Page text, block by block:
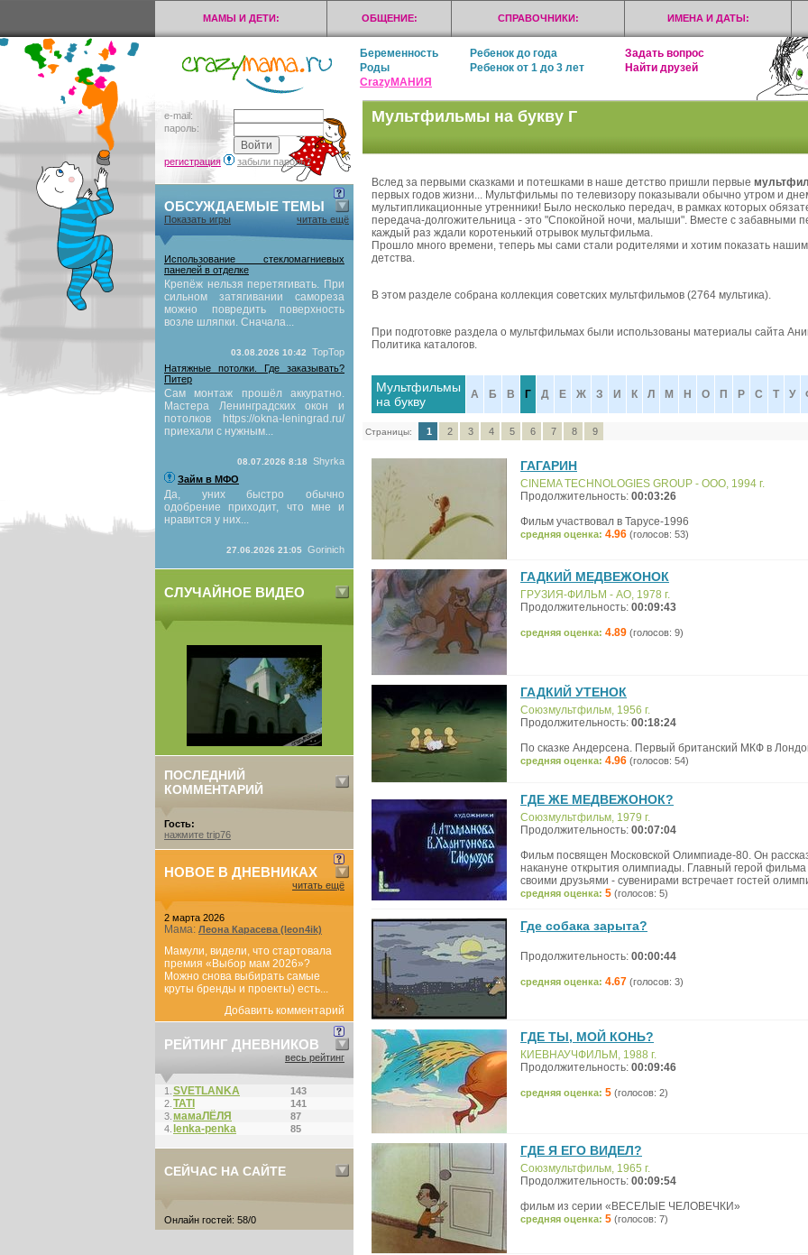
МАМЫ И ДЕТИ: ОБЩЕНИЕ: СПРАВОЧНИКИ: ИМЕНА И ДАТЫ:
Беременность Ребенок до года
Задать вопрос
Роды
Ребенок от 1 до 3 лет
Найти друзей
CrazyМАНИЯ
e-mail:
пароль:
регистрация забыли пароль?
ОБСУЖДАЕМЫЕ ТЕМЫ
Показать игры читать ещё
Использование стекломагниевых
панелей в отделке
Крепёж нельзя перетягивать. При
сильном затягивании самореза
можно повредить поверхность
возле шляпки. Сначала...
03.08.2026 10:42
TopTop
Натяжные потолки. Где заказывать?
Питер
Сам монтаж прошёл аккуратно.
Мастера Ленинградских окон и
потолков https://okna-leningrad.ru/
приехали с нужным...
08.07.2026 8:18
Shyrka
Займ в МФО
Да, уних быстро обычно
одобрение приходит, что мне и
нравится у них...
27.06.2026 21:05 Gorinich
СЛУЧАЙНОЕ ВИДЕО
ПОСЛЕДНИЙ
КОММЕНТАРИЙ
Гость:
нажмите trip76
НОВОЕ В ДНЕВНИКАХ
читать ещё
2 марта 2026
Мама: Леона Карасева (leon4ik)
Мамули, видели, что стартовала
премия «Выбор мам 2026»?
Можно снова выбирать самые
круты бренды и проекты) есть...
Добавить комментарий
РЕЙТИНГ ДНЕВНИКОВ
весь рейтинг
1. SVETLANKA
143
2. ТАТI
141
3. мамаЛЁЛЯ
87
4. lenka-penka 85
СЕЙЧАС НА САЙТЕ
Онлайн гостей: 58/0
Мультфильмы на букву Г
Вслед за первыми сказками и потешками в наше детство пришли первые
первых годов жизни... Мультфильмы по телевизору показывали обычно утром и
мультипликационные утренники! Было несколько передач, в рамках которых
передача-долгожительница - это "Спокойной ночи, малыши". Вместе с забавными
каждый раз ждали коротенький отрывок мультфильма.
Прошло много времени, теперь мы сами стали родителями и хотим показать
детства.
В этом разделе собрана коллекция советских мультфильмов (2764 мультика).
При подготовке раздела о мультфильмах были использованы материалы сайта
Политика каталогов.
Мультфильмы
на букву
А Б В Г Д Е Ж З И К Л М Н О П Р С Т У
Страницы: 1 2 3 4 5 6 7 8 9
ГАГАРИН
CINEMA TECHNOLOGIES GROUP - ООО, 1994 г.
Продолжительность: 00:03:26
Фильм участвовал в Тарусе-1996
средняя оценка: 4.96 (голосов: 53)
ГАДКИЙ МЕДВЕЖОНОК
ГРУЗИЯ-ФИЛЬМ - АО, 1978 г.
Продолжительность: 00:09:43
средняя оценка: 4.89 (голосов: 9)
ГАДКИЙ УТЕНОК
Союзмультфильм, 1956 г.
Продолжительность: 00:18:24
По сказке Андерсена. Первый британский МКФ в
средняя оценка: 4.96 (голосов: 54)
ГДЕ ЖЕ МЕДВЕЖОНОК?
Союзмультфильм, 1979 г.
Продолжительность: 00:07:04
Фильм посвящен Московской Олимпиаде-80. Он
накануне открытия олимпиады. Главный герой
своими друзьями - сувенирами встречает гостей
средняя оценка: 5 (голосов: 5)
Где собака зарыта?
Продолжительность: 00:00:44
средняя оценка: 4.67 (голосов: 3)
ГДЕ ТЫ, МОЙ КОНЬ?
КИЕВНАУЧФИЛЬМ, 1988 г.
Продолжительность: 00:09:46
средняя оценка: 5 (голосов: 2)
ГДЕ Я ЕГО ВИДЕЛ?
Союзмультфильм, 1965 г.
Продолжительность: 00:09:54
фильм из серии «ВЕСЕЛЫЕ ЧЕЛОВЕЧКИ»
средняя оценка: 5 (голосов: 7)